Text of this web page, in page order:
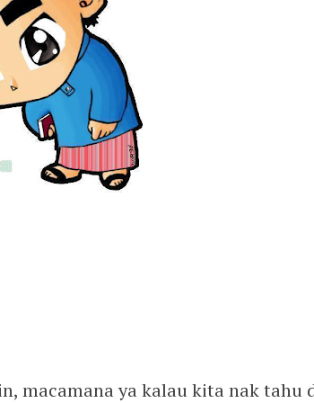
macamana ya kalau kita nak tahu